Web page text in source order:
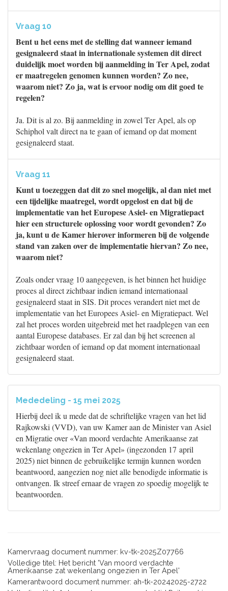
Vraag 10
Bent u het eens met de stelling dat wanneer iemand
gesignaleerd staat in internationale systemen dit direct
duidelijk moet worden bij aanmelding in Ter Apel, zodat
er maatregelen genomen kunnen worden? Zo nee,
waarom niet? Zo ja, wat is ervoor nodig om dit goed te
regelen?
Ja. Dit is al zo. Bij aanmelding in zowel Ter Apel, als op
Schiphol valt direct na te gaan of iemand op dat moment
gesignaleerd staat.
Vraag 11
Kunt u toezeggen dat dit zo snel mogelijk, al dan niet met
een tijdelijke maatregel, wordt opgelost en dat bij de
implementatie van het Europese Asiel- en Migratiepact
hier een structurele oplossing voor wordt gevonden? Zo
ja, kunt u de Kamer hierover informeren bij de volgende
stand van zaken over de implementatie hiervan? Zo nee,
waarom niet?
Zoals onder vraag 10 aangegeven, is het binnen het huidige
proces al direct zichtbaar indien iemand internationaal
gesignaleerd staat in SIS. Dit proces verandert niet met de
implementatie van het Europees Asiel- en Migratiepact. Wel
zal het proces worden uitgebreid met het raadplegen van een
aantal Europese databases. Er zal dan bij het screenen al
zichtbaar worden of iemand op dat moment internationaal
gesignaleerd staat.
Mededeling - 15 mei 2025
Hierbij deel ik u mede dat de schriftelijke vragen van het lid
Rajkowski (VVD), van uw Kamer aan de Minister van Asiel
en Migratie over «Van moord verdachte Amerikaanse zat
wekenlang ongezien in Ter Apel» (ingezonden 17 april
2025) niet binnen de gebruikelijke termijn kunnen worden
beantwoord, aangezien nog niet alle benodigde informatie is
ontvangen. Ik streef ernaar de vragen zo spoedig mogelijk te
beantwoorden.
Kamervraag document nummer: kv-tk-2025Z07766
Volledige titel: Het bericht 'Van moord verdachte
Amerikaanse zat wekenlang ongezien in Ter Apel'
Kamerantwoord document nummer: ah-tk-20242025-2722